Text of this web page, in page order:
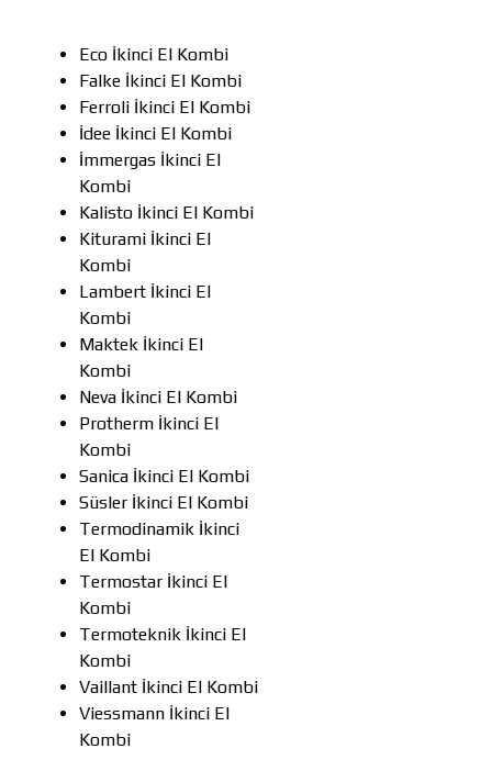
Eco İkinci El Kombi
Falke İkinci El Kombi
Ferroli İkinci El Kombi
İdee İkinci El Kombi
İmmergas İkinci El
Kombi
Kalisto İkinci El Kombi
Kiturami İkinci El
Kombi
Lambert İkinci El
Kombi
Maktek İkinci El
Kombi
Neva İkinci El Kombi
Protherm İkinci El
Kombi
Sanica İkinci El Kombi
Süsler İkinci El Kombi
Termodinamik İkinci
El Kombi
Termostar İkinci El
Kombi
Termoteknik İkinci El
Kombi
Vaillant İkinci El Kombi
Viessmann İkinci El
Kombi